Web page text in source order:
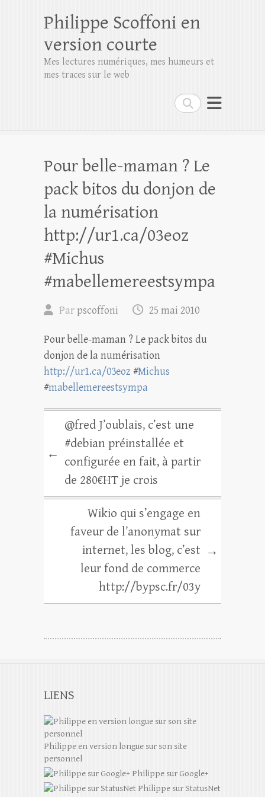
Rechercher
Philippe Scoffoni en
version courte
Mes lectures numériques, mes humeurs et
mes traces sur le web
Pour belle-maman ? Le
pack bitos du donjon de
la numérisation
http://ur1.ca/03eoz
#Michus
#mabellemereestsympa
Par pscoffoni 25 mai 2010
Pour belle-maman ? Le pack bitos du
donjon de la numérisation
http://ur1.ca/03eoz #Michus
#mabellemereestsympa
←
@fred J’oublais, c’est une
#debian préinstallée et
configurée en fait, à partir
de 280€HT je crois
Wikio qui s’engage en
faveur de l’anonymat sur
internet, les blog, c’est
leur fond de commerce
http://bypsc.fr/03y
→
LIENS
Philippe en version longue sur son site
personnel
Philippe sur Google+
Philippe sur StatusNet